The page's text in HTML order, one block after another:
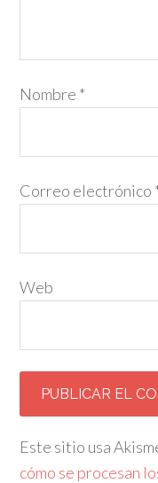
Nombre *
Correo electrónico
Web
Este sitio usa
cómo se procesan